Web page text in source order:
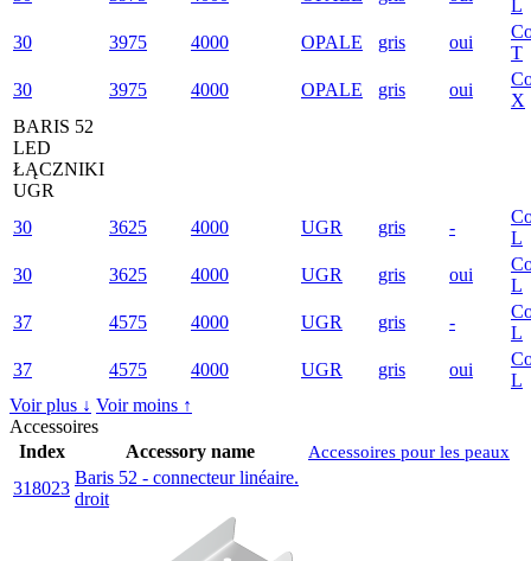
L
30
3975 4000 OPALE gris oui
T
30
3975 4000 OPALE gris oui
X
BARIS 52
LED
ŁĄCZNIKI
UGR
30
3625 4000 UGR gris -
L
30
3625 4000 UGR gris oui
L
37
4575 4000 UGR gris -
L
37
4575 4000 UGR gris oui
L
Voir plus ↓ Voir moins ↑
Accessoires
Accessoires pour les peaux
Index
Accessory name
318023
Baris 52 - connecteur linéaire.
droit